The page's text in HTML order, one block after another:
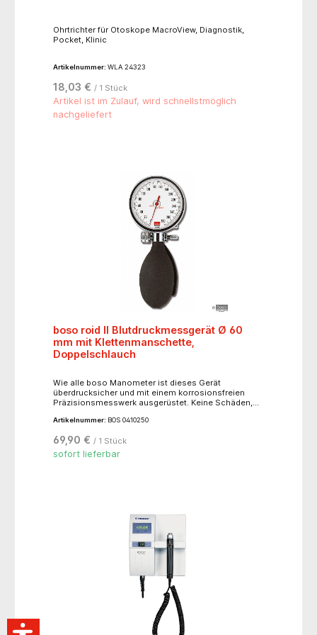
Ohrtrichter für Otoskope MacroView, Diagnostik,
Pocket, Klinic
Artikelnummer: WLA 24323
18,03 € / 1 Stück
Artikel ist im Zulauf, wird schnellstmöglich
nachgeliefert
boso roid II Blutdruckmessgerät Ø 60
mm mit Klettenmanschette,
Doppelschlauch
Wie alle boso Manometer ist dieses Gerät
überdrucksicher und mit einem korrosionsfreien
Präzisionsmesswerk ausgerüstet. Keine Schäden,
perfekte Sicherheit in jedem Fall, auch für den harten
Manschette, im Reißverschluss-Etui (schwarz, klein).
Artikelnummer: BOS 0410250
69,90 € / 1 Stück
sofort lieferbar